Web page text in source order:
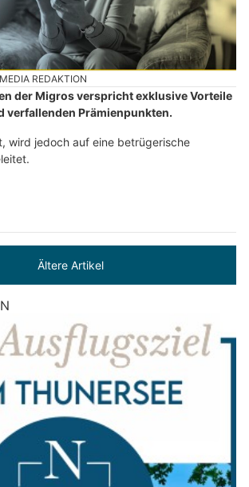
REDAKTION
der Migros verspricht exklusive Vorteile
verfallenden Prämienpunkten.
wird jedoch auf eine betrügerische
Ältere Artikel